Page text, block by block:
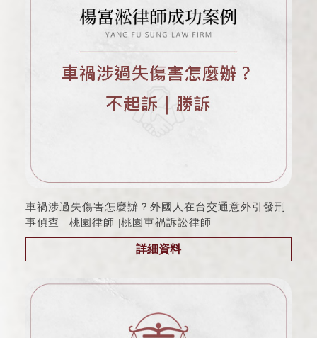
車禍涉過失傷害怎麼辦？外國人在台交通意外引發刑
事偵查 | 桃園律師 |桃園車禍訴訟律師
詳細資料